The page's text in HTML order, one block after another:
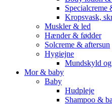
Specialcreme
Kropsvask,
Muskler & led
Hænder & fødder
Solcreme & aftersun
Hygiejne
Mundskyld
Mor & baby
Baby
Hudpleje
Shampoo &